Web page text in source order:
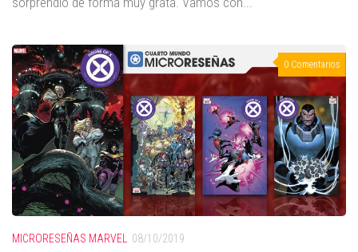
0 Comentarios
MICRORESEÑAS MARVEL 08/10/2019